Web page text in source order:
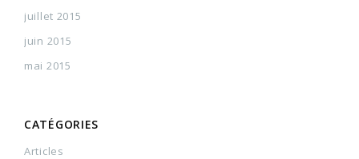
juillet 2015
juin 2015
mai 2015
CATÉGORIES
Articles